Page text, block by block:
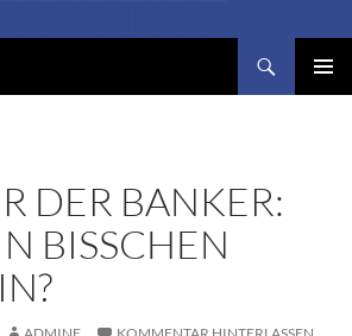
DER BANKER:
BISSCHEN